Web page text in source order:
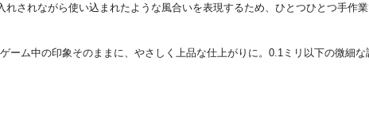
されながら使い込まれたような風合いを表現するため、ひとつひとつ手作
ム中の印象そのままに、やさしく上品な仕上がりに。0.1ミリ以下の微細